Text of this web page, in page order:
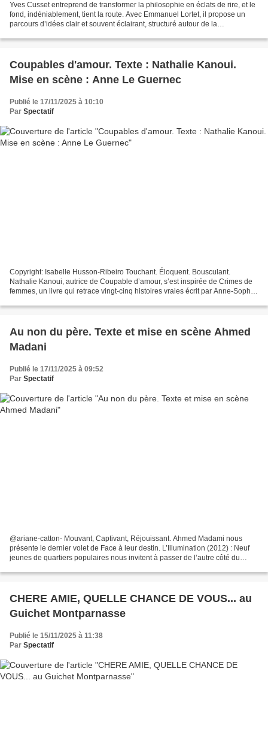
Yves Cusset entreprend de transformer la philosophie en éclats de rire, et le
fond, indéniablement, tient la route. Avec Emmanuel Lortet, il propose un
parcours d’idées clair et souvent éclairant, structuré autour de la
Coupables d'amour. Texte : Nathalie Kanoui.
Mise en scène : Anne Le Guernec
Publié le 17/11/2025 à 10:10
Par Spectatif
Copyright: Isabelle Husson-Ribeiro Touchant. Éloquent. Bousculant.
Nathalie Kanoui, autrice de Coupable d’amour, s’est inspirée de Crimes de
femmes, un livre qui retrace vingt-cinq histoires vraies écrit par Anne-Sophie
Au non du père. Texte et mise en scène Ahmed
Madani
Publié le 17/11/2025 à 09:52
Par Spectatif
@ariane-catton- Mouvant, Captivant, Réjouissant. Ahmed Madami nous
présente le dernier volet de Face à leur destin. L’Illumination (2012) : Neuf
jeunes de quartiers populaires nous invitent à passer de l’autre côté du
CHERE AMIE, QUELLE CHANCE DE VOUS... au
Guichet Montparnasse
Publié le 15/11/2025 à 11:38
Par Spectatif